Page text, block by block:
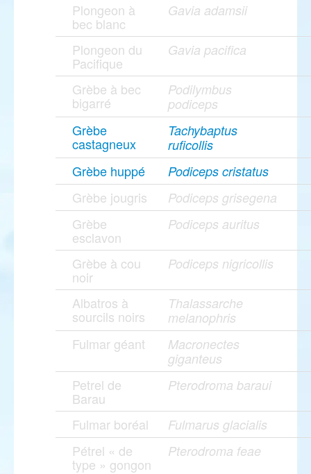
Plongeon à
bec blanc
Gavia adamsii
Plongeon du
Pacifique
Gavia pacifica
Grèbe à bec
bigarré
Podilymbus
podiceps
Grèbe
castagneux
Tachybaptus
ruficollis
Grèbe huppé Podiceps cristatus
Grèbe jougris Podiceps grisegena
Grèbe
esclavon
Podiceps auritus
Grèbe à cou
noir
Podiceps nigricollis
Albatros à
sourcils noirs
Thalassarche
melanophris
Fulmar géant
Macronectes
giganteus
Petrel de
Barau
Pterodroma baraui
Fulmar boréal Fulmarus glacialis
Pétrel « de
type » gongon
Pterodroma feae